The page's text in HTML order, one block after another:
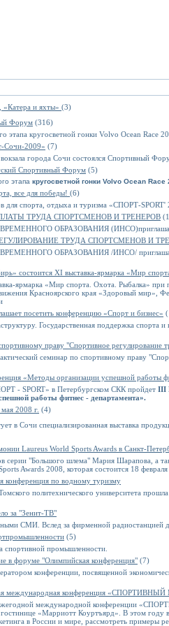
«Катера и яхты» (3)
Форум (316)
этапа кругосветной гонки Volvo Ocean Race
Сочи-2009» (7)
города Сочи состоялся Спортивный
Спортивный Форум (5)
этапа кругосветной гонки Volvo Ocean Race
все для победы! (6)
для спорта, отдыха и туризма «СПОРТ-
ТРУДА СПОРТСМЕНОВ И ТРЕНЕРОВ
ОБРАЗОВАНИЯ (ИНСО)приглашают
ТРУДА СПОРТСМЕНОВ И
ОБРАЗОВАНИЯ /ИНСО/ приглашают
состоится XI выставка-ярмарка «Мир
ярмарка «Мир спорта. Охота. Рыбалка» при
Красноярского края «Здоровый мир»,
посетить конференцию «Спорт и бизнес»
Государственная поддержка спорта
праву "Спортивное регулирование
семинар по спортивному праву
«Методы организации успешной работы
- SPORT» в Петербургском СКК пройдет III
работы фитнес - департамента».
2008 г. (4)
в Сочи специализированная выставка
Laureus World Sports Awards в Санкт-
серии "Большого шлема" Мария Шарапова , а
Awards 2008, которая состоится 18
конференция по водному туризму
политехнического университета
за "Зенит-ТВ"
СМИ. Вслед за фирменной радиостанцией
(5)
спортивной промышленности.
в форуме "Олимпийская конференция" (7)
конференции, посвященной
международная конференция
ежегодной международной конференции
«Марриотт Коуртъярд». В этом
в России и мире, рассмотреть